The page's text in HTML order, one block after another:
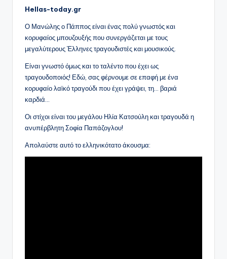
Hellas-today.gr
Ο Μανώλης ο Πάππος είναι ένας πολύ γνωστός και
κορυφαίος μπουζουξής που συνεργάζεται με τους
μεγαλύτερους Έλληνες τραγουδιστές και μουσικούς.
Είναι γνωστό όμως και το ταλέντο που έχει ως
τραγουδοποιός! Εδώ, σας φέρνουμε σε επαφή με ένα
κορυφαίο λαϊκό τραγούδι που έχει γράψει, τη… βαριά
καρδιά…
Οι στίχοι είναι του μεγάλου Ηλία Κατσούλη και τραγουδά η
ανυπέρβλητη Σοφία Παπάζογλου!
Απολαύστε αυτό το ελληνικότατο άκουσμα: